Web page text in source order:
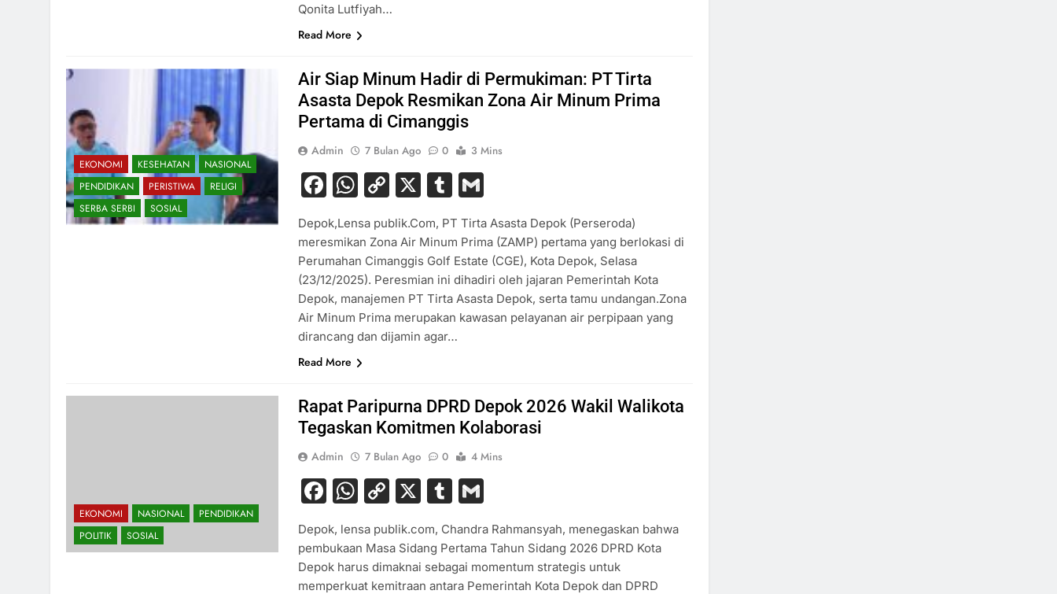
Qonita Lutfiyah…
Read More
EKONOMI KESEHATAN
NASIONAL
PENDIDIKAN
PERISTIWA
RELIGI
SERBA SERBI
SOSIAL
Air Siap Minum Hadir di Permukiman: PT Tirta
Asasta Depok Resmikan Zona Air Minum Prima
Pertama di Cimanggis
Admin 7 Bulan Ago 0 3 Mins
Facebook
WhatsApp
Copy
X Tumblr
Depok,Lensa publik.Com, PT Tirta Asasta Depok (Perseroda)
meresmikan Zona Air Minum Prima (ZAMP) pertama yang berlokasi di
Perumahan Cimanggis Golf Estate (CGE), Kota Depok, Selasa
(23/12/2025). Peresmian ini dihadiri oleh jajaran Pemerintah Kota
Depok, manajemen PT Tirta Asasta Depok, serta tamu undangan.Zona
Air Minum Prima merupakan kawasan pelayanan air perpipaan yang
dirancang dan dijamin agar…
Read More
EKONOMI NASIONAL
PENDIDIKAN
POLITIK
SOSIAL
Rapat Paripurna DPRD Depok 2026 Wakil Walikota
Tegaskan Komitmen Kolaborasi
Admin 7 Bulan Ago 0 4 Mins
Facebook
WhatsApp
Copy
X Tumblr
Depok, lensa publik.com, Chandra Rahmansyah, menegaskan bahwa
pembukaan Masa Sidang Pertama Tahun Sidang 2026 DPRD Kota
Depok harus dimaknai sebagai momentum strategis untuk
memperkuat kemitraan antara Pemerintah Kota Depok dan DPRD